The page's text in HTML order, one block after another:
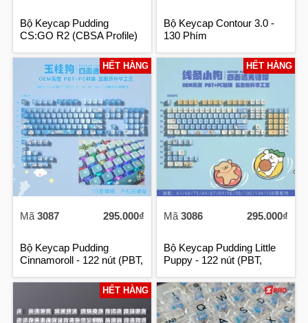
Bộ Keycap Pudding
CS:GO R2 (CBSA Profile)
Bộ Keycap Contour 3.0 -
130 Phím
HẾT HÀNG
Mã 3087 295.000₫
Bộ Keycap Pudding
Cinnamoroll - 122 nút (PBT,
HẾT HÀNG
Mã 3086 295.000₫
Bộ Keycap Pudding Little
Puppy - 122 nút (PBT,
HẾT HÀNG